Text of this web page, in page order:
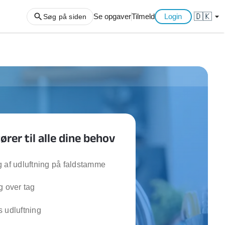
hvidevarer
af hjemme netværk
Søg på siden Se opgaverTilmeld Login 🇩🇰 arrow_drop_down
til alle dine behov
af udluftning på faldstamme
over tag
udluftning